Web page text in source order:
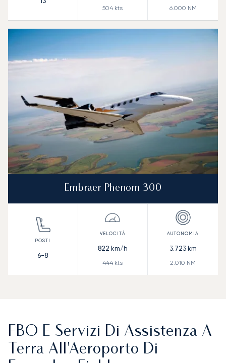
504 kts 6.000 NM
Embraer Phenom 300
6-8
822 km/h
444 kts
3.723km
2.010 NM
FBO E Servizi Di Assistenza A
Terra All'Aeroporto Di